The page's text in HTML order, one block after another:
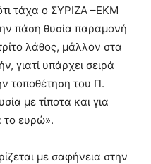
τάχα ο ΣΥΡΙΖΑ –ΕΚΜ
πάση θυσία παραμονή
λάθος, μάλλον στα
γιατί υπάρχει σειρά
τοποθέτηση του Π.
με τίποτα και για
το ευρώ».
με σαφήνεια στην